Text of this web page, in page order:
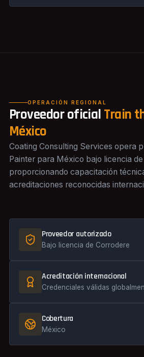
OPERACIÓN REGIONAL
Proveedor oficial Train
México
Coating Consulting Services opera
Painter para México bajo licencia
proporcionando capacitación
acreditaciones reconocidas
Proveedor autorizado
Bajo licencia de Corrodere
Acreditación internacional
Credenciales válidas
Cobertura
México